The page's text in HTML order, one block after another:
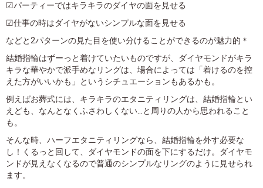
☑パーティーではキラキラのダイヤの面を見せる
☑仕事の時はダイヤがないシンプルな面を見せる
などと2パターンの見た目を使い分けることができるのが魅力的＊
結婚指輪はずーっと着けていたいものですが、ダイヤモンドがキラ
キラな華やかで派手めなリングは、場合によっては「着けるのを控
えた方がいいかも」というシチュエーションもあるかも。
例えばお葬式には、キラキラのエタニティリングは、結婚指輪とい
えども、なんとなくふさわしくない...と周りの人から思われること
も。
そんな時、ハーフエタニティリングなら、結婚指輪を外す必要な
し！くるっと回して、ダイヤモンドの面を下にするだけ。ダイヤモ
ンドが見えなくなるので普通のシンプルなリングのように見せられ
ます。